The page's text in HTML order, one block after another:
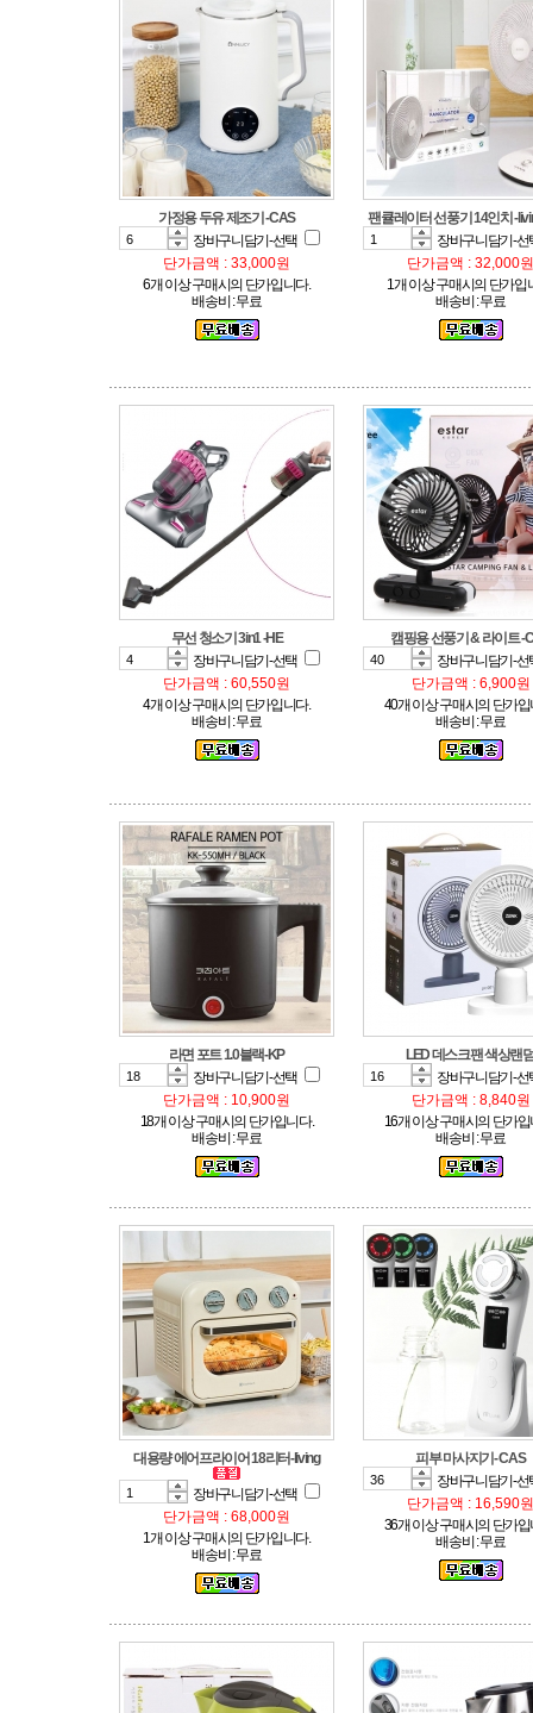
가정용 두유 제조기 -CAS
장바구니담기-선택
단가금액 : 33,000원
6개 이상 구매시의 단가입니다.
배송비 : 무료
팬큘레이터 선풍기 14인치 -
장바구니담기-
단가금액 : 32,000원
1개 이상 구매시의 단가입
배송비 : 무료
무선 청소기 3in1 -HE
장바구니담기-선택
단가금액 : 60,550원
4개 이상 구매시의 단가입니다.
배송비 : 무료
캠핑용 선풍기 & 라이트 -
장바구니담기-
단가금액 : 6,900원
40개 이상 구매시의 단가입
배송비 : 무료
라면 포트 1.0블랙-KP
장바구니담기-선택
단가금액 : 10,900원
18개 이상 구매시의 단가입니다.
배송비 : 무료
LED 데스크팬 색상랜
장바구니담기-
단가금액 : 8,840원
16개 이상 구매시의 단가입
배송비 : 무료
대용량 에어프라이어 18리터-living
장바구니담기-선택
단가금액 : 68,000원
1개 이상 구매시의 단가입니다.
배송비 : 무료
피부 마사지기- CAS
장바구니담기-
단가금액 : 16,590원
36개 이상 구매시의 단가입
배송비 : 무료